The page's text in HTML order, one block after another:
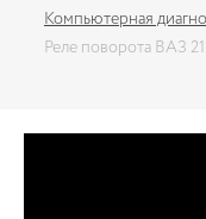
Компьютерная
Реле поворота ВАЗ